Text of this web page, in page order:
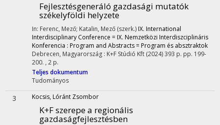
Fejlesztésgeneráló gazdasági mutatók
székelyföldi helyzete
In: Ferenc, Mező; Katalin, Mező (szerk.) IX. International
Interdisciplinary Conference = IX. Nemzetközi Interdiszciplináris
Konferencia : Program and Abstracts = Program és absztraktok
Debrecen, Magyarország : K+F Stúdió Kft (2024)393 p. pp. 199-
200. , 2 p.
Teljes dokumentum
Tudományos
3 Kocsis, Lóránt Zsombor
K+F szerepe a regionális
gazdaságfejlesztésben